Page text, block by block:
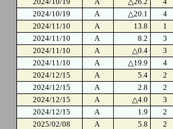
2024/10/19
A △20.1 4
2024/11/10
A 13.8 1
2024/11/10
A 8.2 3
2024/11/10
A △0.4 3
2024/11/10
A △19.9 4
2024/12/15
A 5.4 2
2024/12/15
A 2.8 2
2024/12/15
A △4.0 3
2024/12/15
A 1.9 2
2025/02/08
A 5.8 2